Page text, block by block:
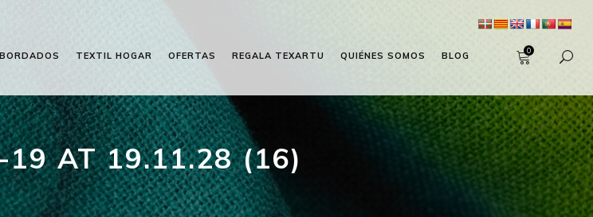
BORDADOS TEXTIL HOGAR OFERTAS REGALA TEXARTU QUIÉNES SOMOS BLOG 0
AT 19.11.28 (16)